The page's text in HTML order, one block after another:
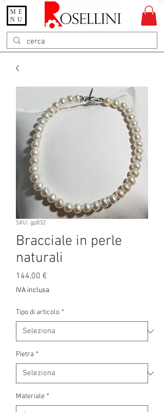
Gioielleria Rosellini
Rosellini online
ME
NU
SKU: gp832
Bracciale in perle
naturali
144,00 €
IVA inclusa
Tipo di articolo *
Pietra *
Materiale *